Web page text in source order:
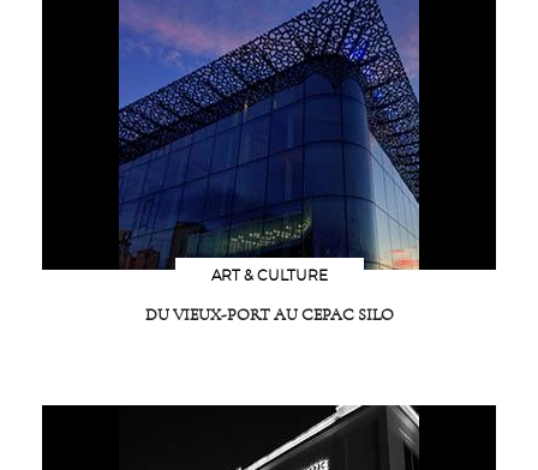
ART & CULTURE
DU VIEUX-PORT AU CEPAC SILO